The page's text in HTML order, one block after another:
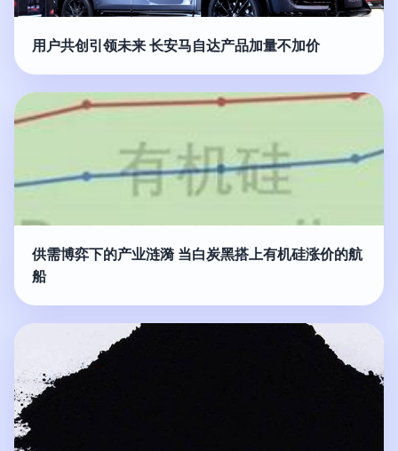
用户共创引领未来 长安马自达产品加量不加价
供需博弈下的产业涟漪 当白炭黑搭上有机硅涨价的航
船